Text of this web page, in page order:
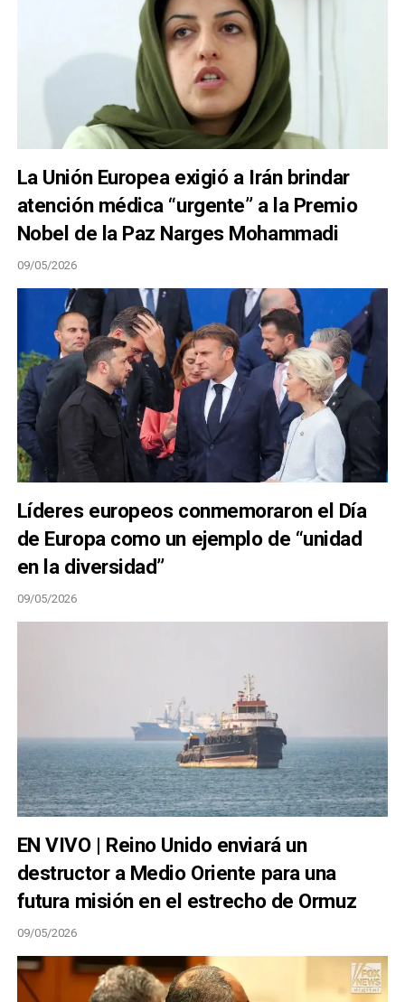
La Unión Europea exigió a Irán brindar
atención médica “urgente” a la Premio
Nobel de la Paz Narges Mohammadi
09/05/2026
Líderes europeos conmemoraron el Día
de Europa como un ejemplo de “unidad
en la diversidad”
09/05/2026
EN VIVO | Reino Unido enviará un
destructor a Medio Oriente para una
futura misión en el estrecho de Ormuz
09/05/2026